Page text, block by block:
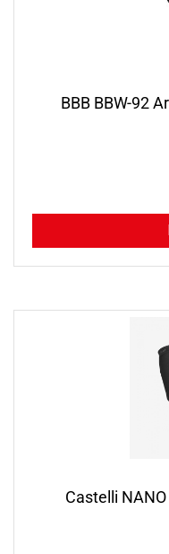
BBB BBW-92
Castelli NANO